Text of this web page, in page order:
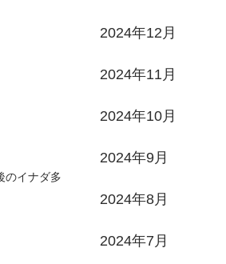
イナダ多
2024年12月
2024年11月
2024年10月
2024年9月
2024年8月
2024年7月